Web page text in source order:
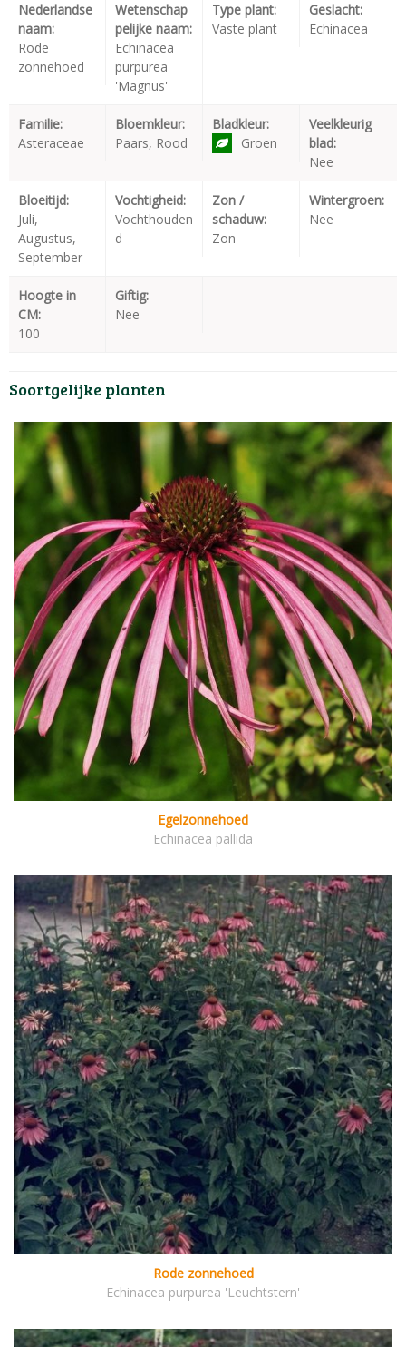
Nederlandse
naam:
Rode
zonnehoed
Wetenschap
pelijke naam:
Echinacea
purpurea
'Magnus'
Type plant:
Vaste plant
Geslacht:
Echinacea
Familie:
Asteraceae
Bloemkleur:
Paars, Rood
Bladkleur:
Groen
Veelkleurig
blad:
Nee
Bloeitijd:
Juli,
Augustus,
September
Vochtigheid:
Vochthouden
d
Zon /
schaduw:
Zon
Wintergroen:
Nee
Hoogte in
CM:
100
Giftig:
Nee
Soortgelijke planten
Egelzonnehoed
Echinacea pallida
Rode zonnehoed
Echinacea purpurea 'Leuchtstern'